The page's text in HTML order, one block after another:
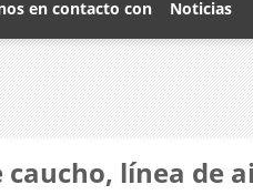
en contacto con Noticias
línea de